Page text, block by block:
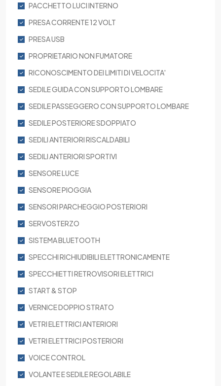
PACCHETTO LUCI INTERNO
PRESA CORRENTE 12 VOLT
PRESA USB
PROPRIETARIO NON FUMATORE
RICONOSCIMENTO DEI LIMITI DI VELOCITA'
SEDILE GUIDA CON SUPPORTO LOMBARE
SEDILE PASSEGGERO CON SUPPORTO LOMBARE
SEDILE POSTERIORE SDOPPIATO
SEDILI ANTERIORI RISCALDABILI
SEDILI ANTERIORI SPORTIVI
SENSORE LUCE
SENSORE PIOGGIA
SENSORI PARCHEGGIO POSTERIORI
SERVOSTERZO
SISTEMA BLUETOOTH
SPECCHI RICHIUDIBILI ELETTRONICAMENTE
SPECCHIETTI RETROVISORI ELETTRICI
START & STOP
VERNICE DOPPIO STRATO
VETRI ELETTRICI ANTERIORI
VETRI ELETTRICI POSTERIORI
VOICE CONTROL
VOLANTE E SEDILE REGOLABILE